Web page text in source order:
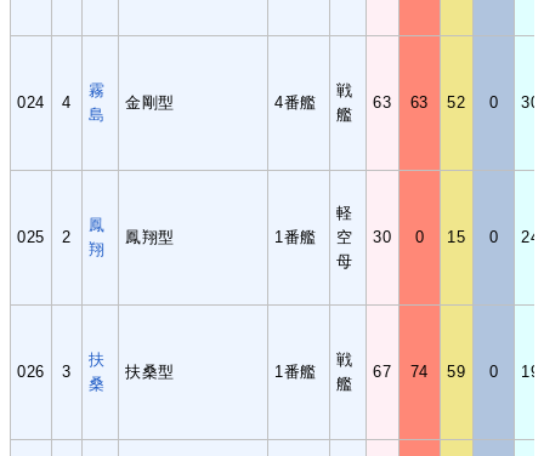
024 4
霧
島
金剛型 4番艦
戦
艦
63 63 52 0 30
025 2
鳳
翔
鳳翔型 1番艦
軽
空
母
30 0 15 0 24
026 3
扶
桑
扶桑型 1番艦
戦
艦
67 74 59 0 19